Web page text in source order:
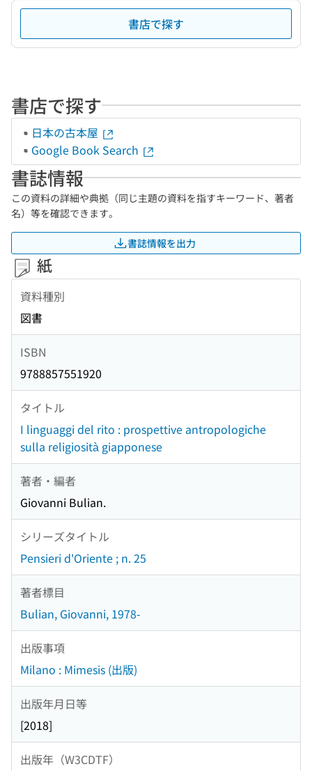
書店で探す
書店で探す
日本の古本屋
Google Book Search
書誌情報
この資料の詳細や典拠（同じ主題の資料を指すキーワード、著者
名）等を確認できます。
書誌情報を出力
紙
資料種別
図書
ISBN
9788857551920
タイトル
I linguaggi del rito : prospettive antropologiche
sulla religiosità giapponese
著者・編者
Giovanni Bulian.
シリーズタイトル
Pensieri d'Oriente ; n. 25
著者標目
Bulian, Giovanni, 1978-
出版事項
Milano : Mimesis (出版)
出版年月日等
[2018]
出版年（W3CDTF）